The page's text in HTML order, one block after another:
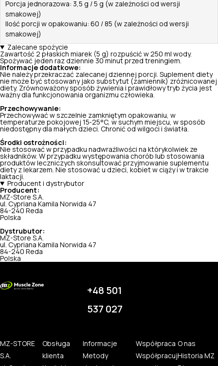
Porcja jednorazowa: 3,5 g / 5 g (w zależności od wersji
smakowej)
Ilość porcji w opakowaniu: 60 / 85 (w zależności od wersji
smakowej)
Zalecane spożycie
Zawartość 2 płaskich miarek (5 g) rozpuścić w 250 ml wody.
Spożywać jeden raz dziennie 30 minut przed treningiem.
Informacje dodatkowe:
Nie należy przekraczać zalecanej dziennej porcji. Suplement diety
nie może być stosowany jako substytut (zamiennik) zróżnicowanej
diety. Zrównoważony sposób żywienia i prawidłowy tryb życia jest
ważny dla funkcjonowania organizmu człowieka.
Przechowywanie:
Przechowywać w szczelnie zamkniętym opakowaniu, w
temperaturze pokojowej 15‑25°C, w suchym miejscu, w sposób
niedostępny dla małych dzieci. Chronić od wilgoci i światła.
Środki ostrożności:
Nie stosować w przypadku nadwrażliwości na którykolwiek ze
składników. W przypadku występowania chorób lub stosowania
produktów leczniczych skonsultować przyjmowanie suplementu
diety z lekarzem. Nie stosować u dzieci, kobiet w ciąży i w trakcie
laktacji.
Producent i dystrybutor
Producent:
MZ-Store S.A.
ul. Cypriana Kamila Norwida 47
84-240 Reda
Polska
Dystrubutor:
MZ-Store S.A.
ul. Cypriana Kamila Norwida 47
84-240 Reda
Polska
+48 501
537 027
MZ-STORE
S.A.
Obsługa
klienta
Informacje
Metody
Współpraca
Współpracuj
O nas
Historia MZ